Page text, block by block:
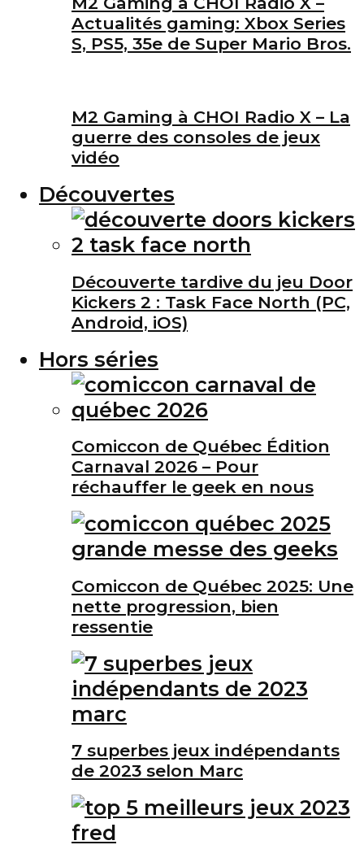
Actualités gaming: Xbox Series
S, PS5, 35e de Super Mario Bros.
M2 Gaming à CHOI Radio X – La
guerre des consoles de jeux
vidéo
Découvertes
Découverte tardive du jeu Door
Kickers 2 : Task Face North (PC,
Android, iOS)
Hors séries
Comiccon de Québec Édition
Carnaval 2026 – Pour
réchauffer le geek en nous
Comiccon de Québec 2025: Une
nette progression, bien
ressentie
7 superbes jeux indépendants
de 2023 selon Marc